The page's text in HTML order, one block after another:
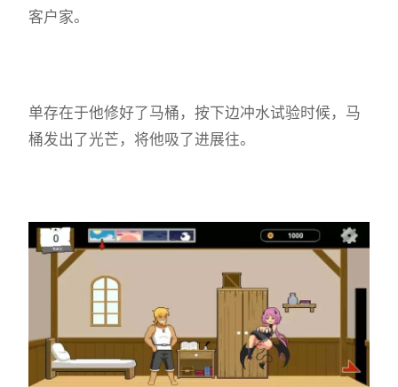
客户家。
单存在于他修好了马桶，按下边冲水试验时候，马
桶发出了光芒，将他吸了进展往。